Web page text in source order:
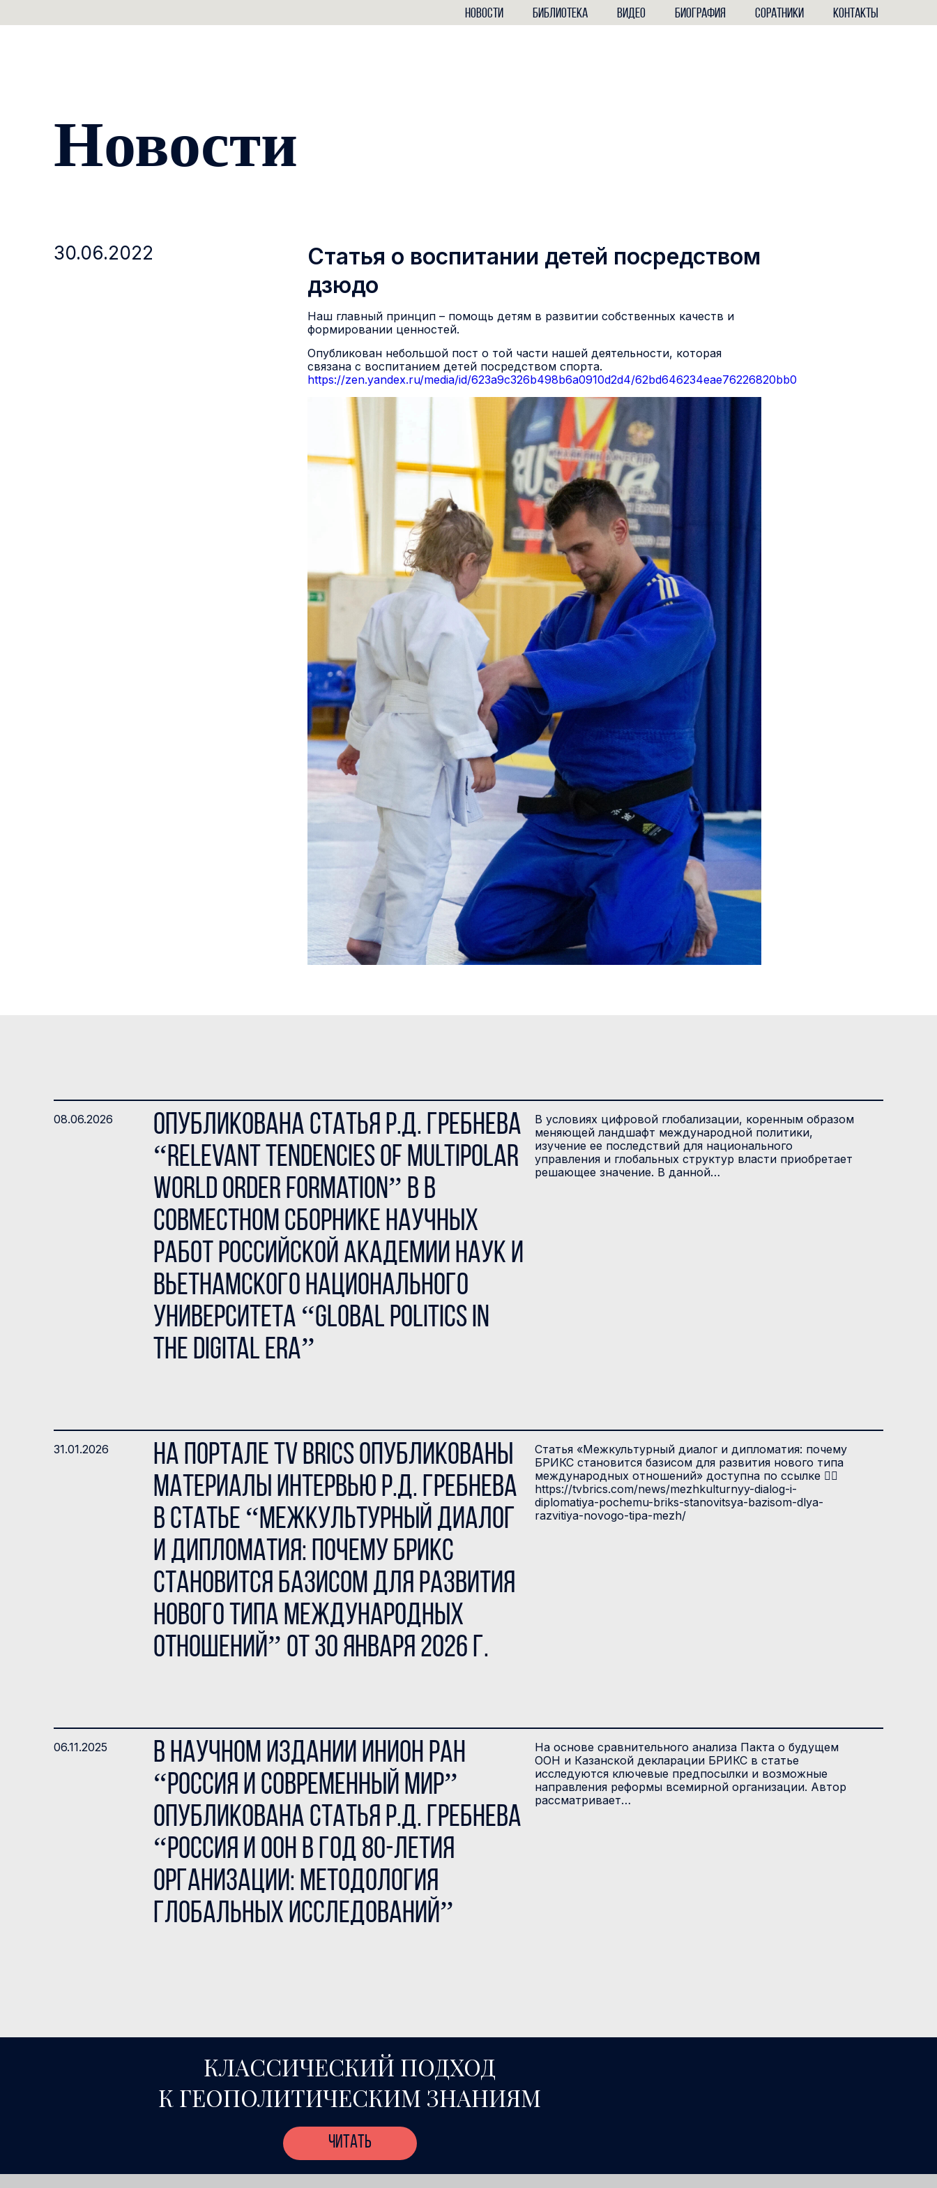
НОВОСТИ БИБЛИОТЕКА ВИДЕО БИОГРАФИЯ СОРАТНИКИ КОНТАКТЫ
Новости
30.06.2022
Статья о воспитании детей посредством
дзюдо
Наш главный принцип – помощь детям в развитии собственных качеств и
формировании ценностей.
Опубликован небольшой пост о той части нашей деятельности, которая
связана с воспитанием детей посредством спорта.
https://zen.yandex.ru/media/id/623a9c326b498b6a0910d2d4/62bd646234eae76226820bb0
08.06.2026
Опубликована статья Р.Д. Гребнева
“Relevant Tendencies of Multipolar
World Order Formation” в В
совместном сборнике научных
работ Российской академии наук и
Вьетнамского национального
университета “Global Politics in
the Digital Era”
В условиях цифровой глобализации, коренным образом
меняющей ландшафт международной политики,
изучение ее последствий для национального
управления и глобальных структур власти приобретает
решающее значение. В данной…
31.01.2026
На портале TV BRICS опубликованы
материалы интервью Р.Д. Гребнева
в статье “Межкультурный диалог
и дипломатия: почему БРИКС
становится базисом для развития
нового типа международных
отношений” от 30 января 2026 г.
Статья «Межкультурный диалог и дипломатия: почему
БРИКС становится базисом для развития нового типа
международных отношений» доступна по ссылке 👉🏻
https://tvbrics.com/news/mezhkulturnyy-dialog-i-
diplomatiya-pochemu-briks-stanovitsya-bazisom-dlya-
razvitiya-novogo-tipa-mezh/
06.11.2025
В научном издании ИНИОН РАН
“Россия и современный мир”
опубликована статья Р.Д. Гребнева
“Россия и ООН в год 80-летия
организации: методология
глобальных исследований”
На основе сравнительного анализа Пакта о будущем
ООН и Казанской декларации БРИКС в статье
исследуются ключевые предпосылки и возможные
направления реформы всемирной организации. Автор
рассматривает…
КЛАССИЧЕСКИЙ ПОДХОД
К ГЕОПОЛИТИЧЕСКИМ ЗНАНИЯМ
читать